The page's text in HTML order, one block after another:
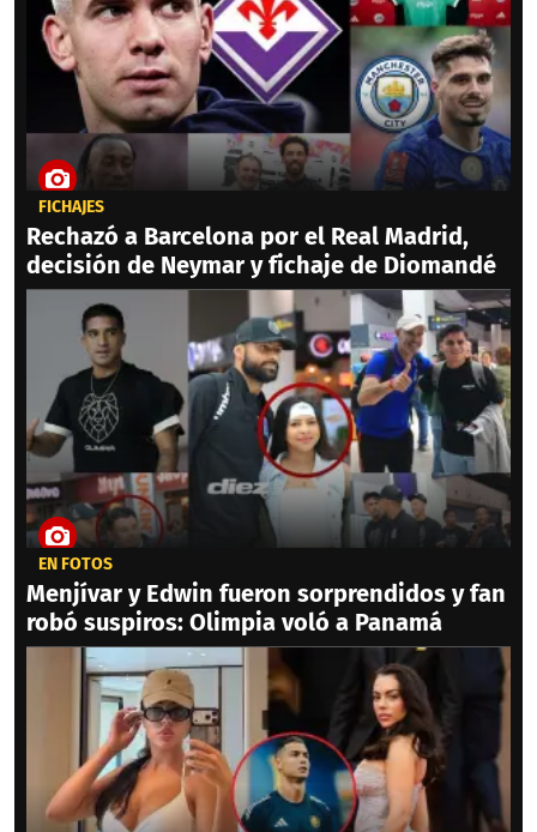
FICHAJES
Rechazó a Barcelona por el Real Madrid,
decisión de Neymar y fichaje de Diomandé
EN FOTOS
Menjívar y Edwin fueron sorprendidos y fan
robó suspiros: Olimpia voló a Panamá